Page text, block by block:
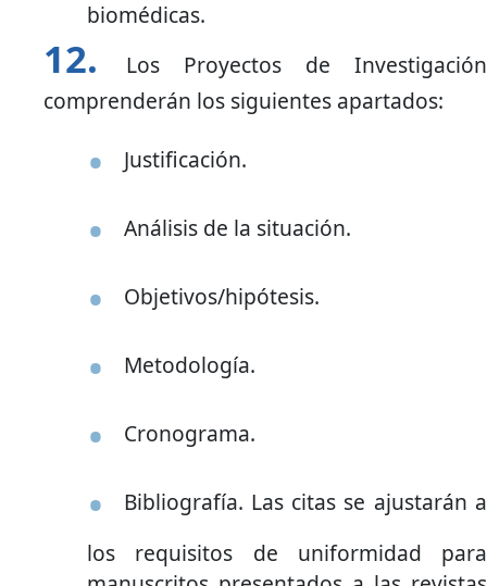
biomédicas.
Los Proyectos de Investigación
comprenderán los siguientes apartados:
Justificación.
Análisis de la situación.
Objetivos/hipótesis.
Metodología.
Cronograma.
Bibliografía. Las citas se ajustarán a
los requisitos de uniformidad para